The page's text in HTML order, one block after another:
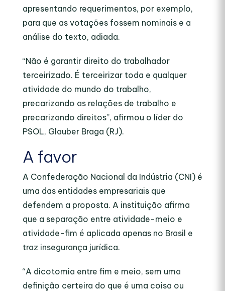
apresentando requerimentos, por exemplo,
para que as votações fossem nominais e a
análise do texto, adiada.
“Não é garantir direito do trabalhador
terceirizado. É terceirizar toda e qualquer
atividade do mundo do trabalho,
precarizando as relações de trabalho e
precarizando direitos”, afirmou o líder do
PSOL, Glauber Braga (RJ).
A favor
A Confederação Nacional da Indústria (CNI) é
uma das entidades empresariais que
defendem a proposta. A instituição afirma
que a separação entre atividade-meio e
atividade-fim é aplicada apenas no Brasil e
traz insegurança jurídica.
“A dicotomia entre fim e meio, sem uma
definição certeira do que é uma coisa ou